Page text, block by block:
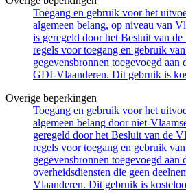
Toegang en gebruik voor het
algemeen belang, op niveau van
is geregeld door het Besluit van
regels voor toegang en gebruik
gegevensbronnen toegevoegd
GDI-Vlaanderen. Dit gebruik is
Overige beperkingen
Toegang en gebruik voor het
algemeen belang door niet-
geregeld door het Besluit van de
regels voor toegang en gebruik
gegevensbronnen toegevoegd
overheidsdiensten die geen
Vlaanderen. Dit gebruik is